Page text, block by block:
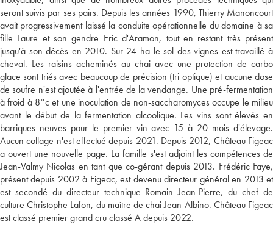
seront suivis par ses pairs. Depuis les années 1990, Thierry Manoncourt
avait progressivement laissé la conduite opérationnelle du domaine à sa
fille Laure et son gendre Eric d'Aramon, tout en restant très présent
jusqu'à son décès en 2010. Sur 24 ha le sol des vignes est travaillé à
cheval. Les raisins acheminés au chai avec une protection de carbo
glace sont triés avec beaucoup de précision (tri optique) et aucune dose
de soufre n'est ajoutée à l'entrée de la vendange. Une pré-fermentation
à froid à 8°c et une inoculation de non-saccharomyces occupe le milieu
avant le début de la fermentation alcoolique. Les vins sont élevés en
barriques neuves pour le premier vin avec 15 à 20 mois d'élevage.
Aucun collage n'est effectué depuis 2021. Depuis 2012, Château Figeac
a ouvert une nouvelle page. La famille s'est adjoint les compétences de
Jean-Valmy Nicolas en tant que co-gérant depuis 2013. Frédéric Faye,
présent depuis 2002 à Figeac, est devenu directeur général en 2013 et
est secondé du directeur technique Romain Jean-Pierre, du chef de
culture Christophe Lafon, du maître de chai Jean Albino. Château Figeac
est classé premier grand cru classé A depuis 2022.